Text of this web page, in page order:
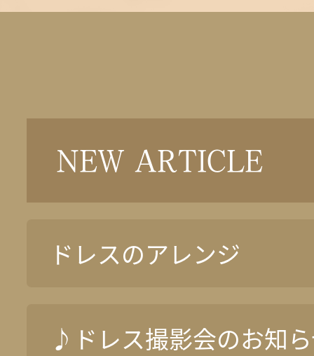
NEW ARTICLE
ドレスのアレンジ
♪ドレス撮影会のお知